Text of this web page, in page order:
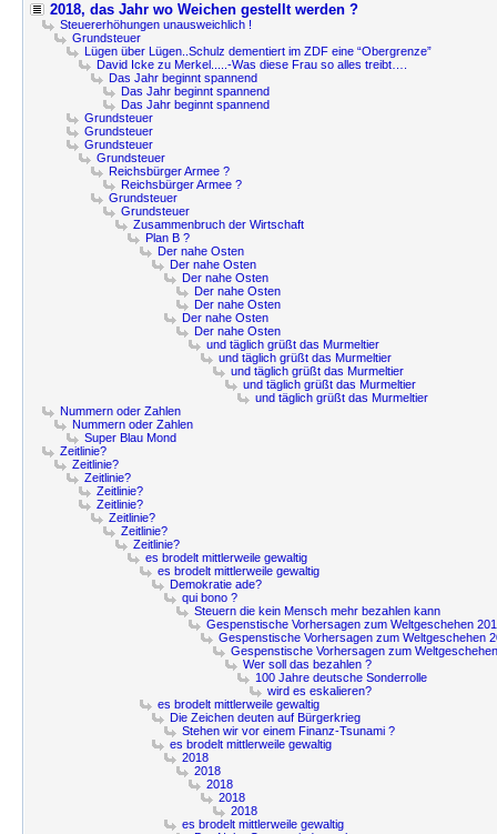
2018, das Jahr wo Weichen gestellt werden ?
Steuererhöhungen unausweichlich !
Grundsteuer
Lügen über Lügen..Schulz dementiert im ZDF eine “Obergrenze”
David Icke zu Merkel.....-Was diese Frau so alles treibt….
Das Jahr beginnt spannend
Das Jahr beginnt spannend
Das Jahr beginnt spannend
Grundsteuer
Grundsteuer
Grundsteuer
Grundsteuer
Reichsbürger Armee ?
Reichsbürger Armee ?
Grundsteuer
Grundsteuer
Zusammenbruch der Wirtschaft
Plan B ?
Der nahe Osten
Der nahe Osten
Der nahe Osten
Der nahe Osten
Der nahe Osten
Der nahe Osten
Der nahe Osten
und täglich grüßt das Murmeltier
und täglich grüßt das Murmeltier
und täglich grüßt das Murmeltier
und täglich grüßt das Murmeltier
und täglich grüßt das Murmeltier
Nummern oder Zahlen
Nummern oder Zahlen
Super Blau Mond
Zeitlinie?
Zeitlinie?
Zeitlinie?
Zeitlinie?
Zeitlinie?
Zeitlinie?
Zeitlinie?
Zeitlinie?
es brodelt mittlerweile gewaltig
es brodelt mittlerweile gewaltig
Demokratie ade?
qui bono ?
Steuern die kein Mensch mehr bezahlen kann
Gespenstische Vorhersagen zum Weltgeschehen
Gespenstische Vorhersagen zum Weltgeschehen
Gespenstische Vorhersagen zum
Wer soll das bezahlen ?
100 Jahre deutsche Sonderrolle
wird es eskalieren?
es brodelt mittlerweile gewaltig
Die Zeichen deuten auf Bürgerkrieg
Stehen wir vor einem Finanz-Tsunami ?
es brodelt mittlerweile gewaltig
2018
2018
2018
2018
2018
es brodelt mittlerweile gewaltig